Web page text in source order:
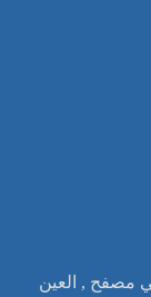
مصفح , العين